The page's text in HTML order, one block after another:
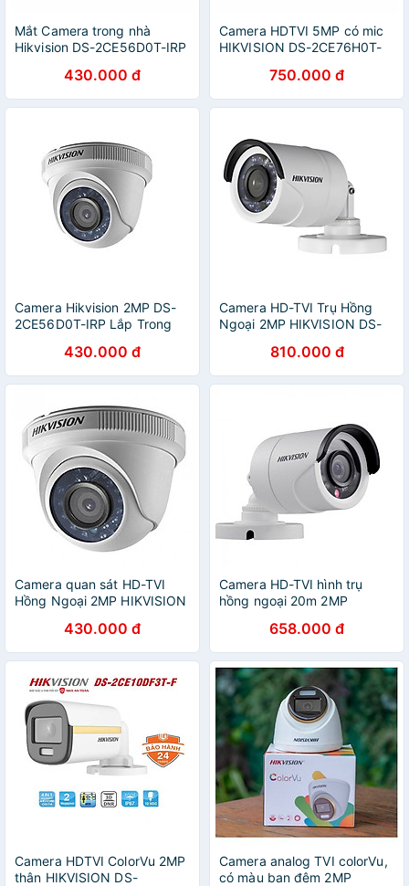
Mắt Camera trong nhà
Hikvision DS-2CE56D0T-IRP
430.000 đ
Camera HDTVI 5MP có mic
HIKVISION DS-2CE76H0T-
750.000 đ
Camera Hikvision 2MP DS-
2CE56D0T-IRP Lắp Trong
430.000 đ
Camera HD-TVI Trụ Hồng
Ngoại 2MP HIKVISION DS-
810.000 đ
Camera quan sát HD-TVI
Hồng Ngoại 2MP HIKVISION
Chính Hãng430.000 đ
Camera HD-TVI hình trụ
hồng ngoại 20m 2MP
- Hàng Chính Hãng
658.000 đ
Camera HDTVI ColorVu 2MP
thân HIKVISION DS-
Camera analog TVI colorVu,
có màu ban đêm 2MP